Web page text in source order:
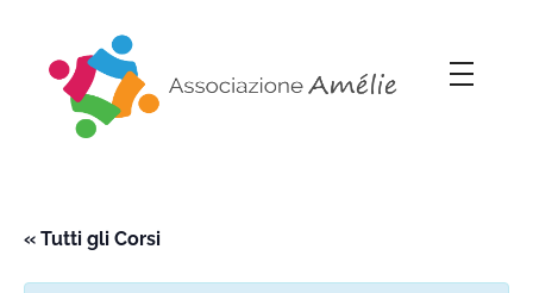
« Tutti gli Corsi